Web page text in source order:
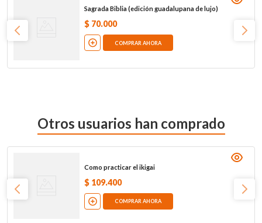
Sagrada Biblia (edición guadalupana de lujo)
$ 70.000
COMPRAR AHORA
Otros usuarios han comprado
Como practicar el ikigai
$ 109.400
COMPRAR AHORA